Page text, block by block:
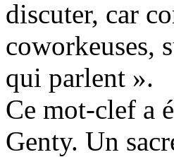
discuter, car
coworkeuses,
qui parlent ».
Ce mot-clef a
Genty. Un